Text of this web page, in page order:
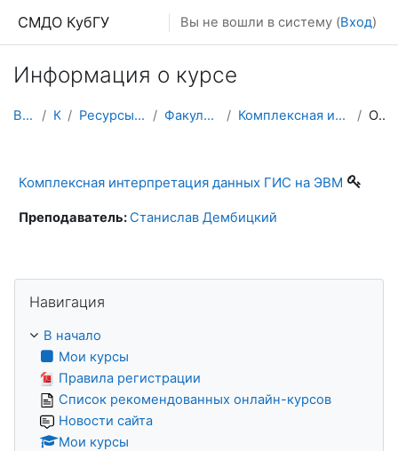
СМДО КубГУ Вы не вошли в систему (Вход)
Информация о курсе
В начало Курсы Ресурсы подразделений КубГУ Факультет Геологический Комплексная интерпретация данных ГИС на ЭВМ Описание
Комплексная интерпретация данных ГИС на ЭВМ
Преподаватель:Станислав Дембицкий
Навигация
В начало
Мои курсы
Правила регистрации
Список рекомендованных онлайн-курсов
Новости сайта
Мои курсы